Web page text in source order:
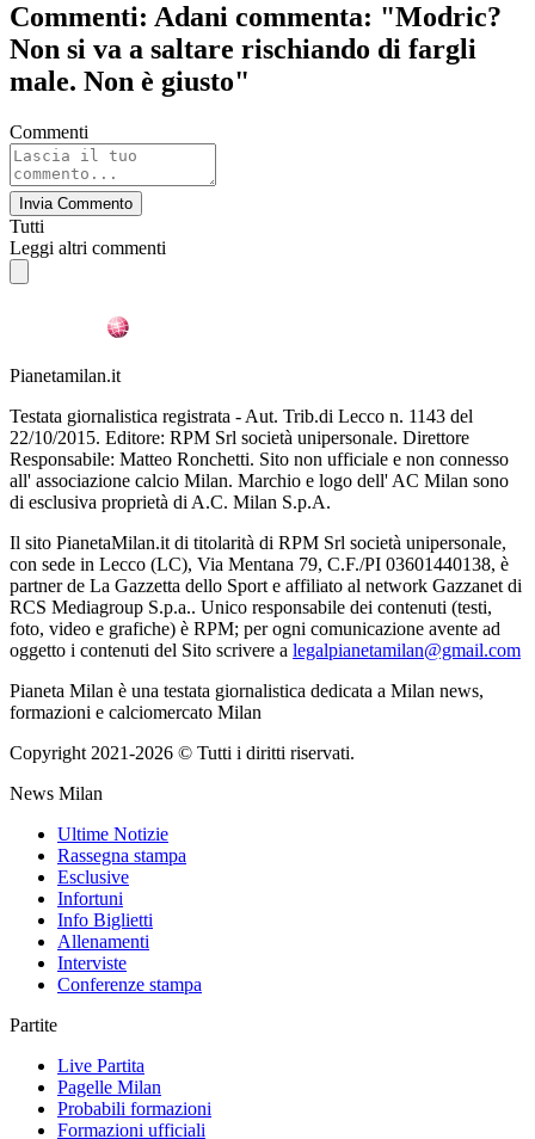
Commenti: Adani commenta: "Modric?
Non si va a saltare rischiando di fargli
male. Non è giusto"
Commenti
Invia Commento
Tutti
Leggi altri commenti
Pianetamilan.it
Testata giornalistica registrata - Aut. Trib.di Lecco n. 1143 del
22/10/2015. Editore: RPM Srl società unipersonale. Direttore
Responsabile: Matteo Ronchetti. Sito non ufficiale e non connesso
all' associazione calcio Milan. Marchio e logo dell' AC Milan sono
di esclusiva proprietà di A.C. Milan S.p.A.
Il sito PianetaMilan.it di titolarità di RPM Srl società unipersonale,
con sede in Lecco (LC), Via Mentana 79, C.F./PI 03601440138, è
partner de La Gazzetta dello Sport e affiliato al network Gazzanet di
RCS Mediagroup S.p.a.. Unico responsabile dei contenuti (testi,
foto, video e grafiche) è RPM; per ogni comunicazione avente ad
oggetto i contenuti del Sito scrivere a legalpianetamilan@gmail.com
Pianeta Milan è una testata giornalistica dedicata a Milan news,
formazioni e calciomercato Milan
Copyright 2021-2026 © Tutti i diritti riservati.
News Milan
Ultime Notizie
Rassegna stampa
Esclusive
Infortuni
Info Biglietti
Allenamenti
Interviste
Conferenze stampa
Partite
Live Partita
Pagelle Milan
Probabili formazioni
Formazioni ufficiali